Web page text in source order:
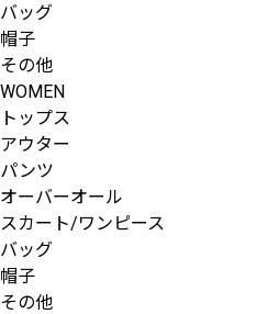
バッグ
帽子
その他
WOMEN
トップス
アウター
パンツ
オーバーオール
スカート/ワンピース
バッグ
帽子
その他